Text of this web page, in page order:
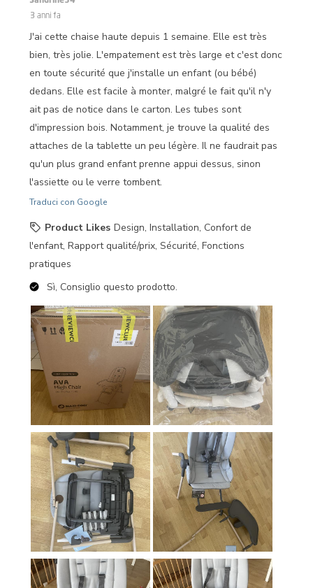
3 anni fa
J'ai cette chaise haute depuis 1 semaine. Elle est très
bien, très jolie. L'empatement est très large et c'est donc
en toute sécurité que j'installe un enfant (ou bébé)
dedans. Elle est facile à monter, malgré le fait qu'il n'y
ait pas de notice dans le carton. Les tubes sont
d'impression bois. Notamment, je trouve la qualité des
attaches de la tablette un peu légère. Il ne faudrait pas
qu'un plus grand enfant prenne appui dessus, sinon
l'assiette ou le verre tombent.
Traduci con Google
Product Likes Design, Installation, Confort de
l'enfant, Rapport qualité/prix, Sécurité, Fonctions
pratiques
Sì, Consiglio questo prodotto.